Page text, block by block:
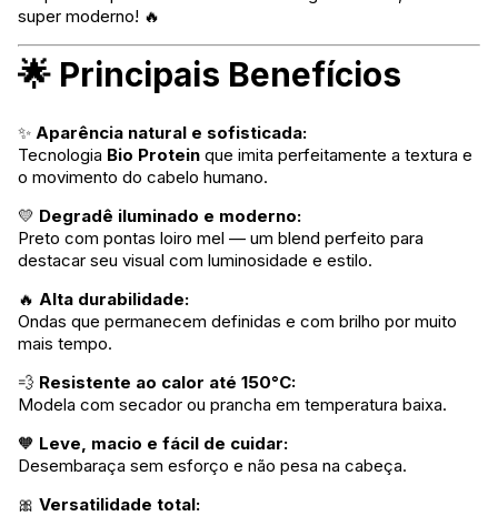
super moderno! 🔥
🌟 Principais Benefícios
✨ Aparência natural e sofisticada:
Tecnologia Bio Protein que imita perfeitamente a textura e
o movimento do cabelo humano.
💛 Degradê iluminado e moderno:
Preto com pontas loiro mel — um blend perfeito para
destacar seu visual com luminosidade e estilo.
🔥 Alta durabilidade:
Ondas que permanecem definidas e com brilho por muito
mais tempo.
💨 Resistente ao calor até 150°C:
Modela com secador ou prancha em temperatura baixa.
🧡 Leve, macio e fácil de cuidar:
Desembaraça sem esforço e não pesa na cabeça.
🎀 Versatilidade total: